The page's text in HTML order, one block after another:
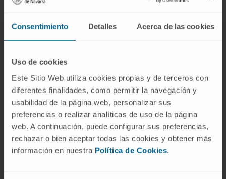
Consentimiento Detalles Acerca de las cookies
Uso de cookies
Este Sitio Web utiliza cookies propias y de terceros con
diferentes finalidades, como permitir la navegación y
usabilidad de la página web, personalizar sus
preferencias o realizar analíticas de uso de la página
web. A continuación, puede configurar sus preferencias,
rechazar o bien aceptar todas las cookies y obtener más
información en nuestra Política de Cookies.
de tromboembolismo.
Intervenciones quirúrgicas y
Miomectomía septal: Cirugía para eliminar
parte del tabique engrosado y aliviar la
obstrucción.
Ablación con alcohol:Procedimiento
mínimamente invasivo para reducir el
grosor del tabique mediante la inyección de
alcohol en las arterias septales.
Implante de desfibrilador automático